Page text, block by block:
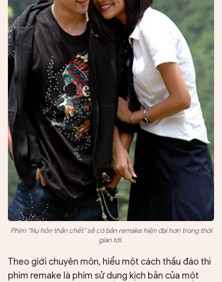
Phim “Nụ hôn thần chết” sẽ có bản remake hiện đại hơn trong thời
gian tới.
Theo giới chuyên môn, hiểu một cách thấu đáo thì
phim remake là phim sử dụng kịch bản của một